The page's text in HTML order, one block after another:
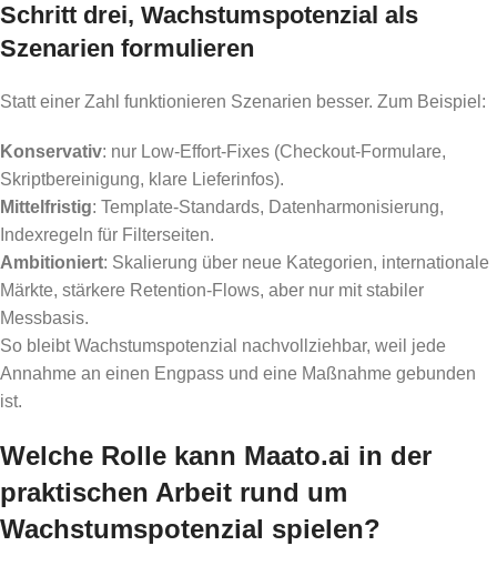
Schritt drei, Wachstumspotenzial als
Szenarien formulieren
Statt einer Zahl funktionieren Szenarien besser. Zum Beispiel:
Konservativ: nur Low-Effort-Fixes (Checkout-Formulare,
Skriptbereinigung, klare Lieferinfos).
Mittelfristig: Template-Standards, Datenharmonisierung,
Indexregeln für Filterseiten.
Ambitioniert: Skalierung über neue Kategorien, internationale
Märkte, stärkere Retention-Flows, aber nur mit stabiler
Messbasis.
So bleibt Wachstumspotenzial nachvollziehbar, weil jede
Annahme an einen Engpass und eine Maßnahme gebunden
ist.
Welche Rolle kann Maato.ai in der
praktischen Arbeit rund um
Wachstumspotenzial spielen?